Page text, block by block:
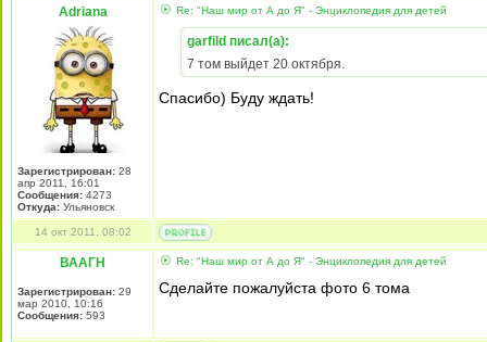
Adriana
Зарегистрирован: 28
апр 2011, 16:01
Сообщения: 4273
Откуда: Ульяновск
Re: "Наш мир от А до Я" - Энциклопедия для детей
garfild писал(а):
7 том выйдет 20 октября.
Спасибо) Буду ждать!
14 окт 2011, 08:02
ВААГН
Зарегистрирован: 29
мар 2010, 10:16
Сообщения: 593
Re: "Наш мир от А до Я" - Энциклопедия для детей
Сделайте пожалуйста фото 6 тома